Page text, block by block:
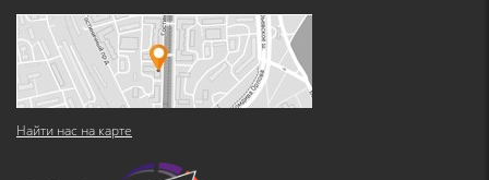
Найти нас на карте